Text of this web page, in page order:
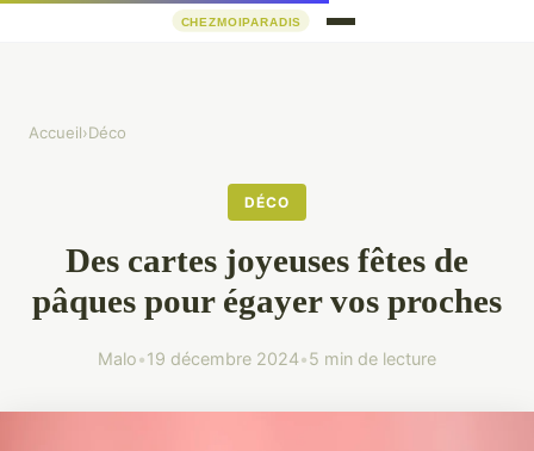
Accueil›Déco
DÉCO
Des cartes joyeuses fêtes de
pâques pour égayer vos proches
Malo•19 décembre 2024•5 min de lecture